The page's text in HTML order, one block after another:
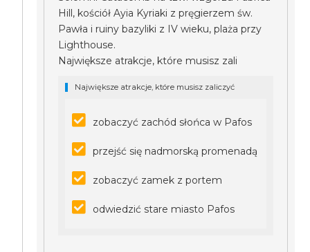
Hill, kościół Ayia Kyriaki z pręgierzem św.
Pawła i ruiny bazyliki z IV wieku, plaża przy
Lighthouse.
Największe atrakcje, które musisz zali
Największe atrakcje, które musisz zaliczyć
zobaczyć zachód słońca w Pafos
przejść się nadmorską promenadą
zobaczyć zamek z portem
odwiedzić stare miasto Pafos